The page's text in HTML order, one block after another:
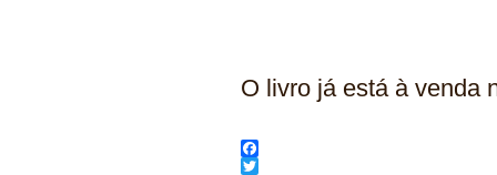
O livro já está à venda
Facebook